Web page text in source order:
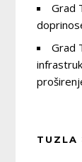
Grad
Grad
TUZLA